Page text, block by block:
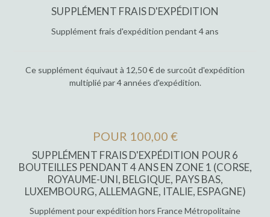
SUPPLÉMENT FRAIS D'EXPÉDITION
Supplément frais d'expédition pendant 4 ans
Ce supplément équivaut à 12,50 € de surcoût d'expédition
multiplié par 4 années d'expédition.
POUR 100,00 €
SUPPLÉMENT FRAIS D'EXPÉDITION POUR 6
BOUTEILLES PENDANT 4 ANS EN ZONE 1 (CORSE,
ROYAUME-UNI, BELGIQUE, PAYS BAS,
LUXEMBOURG, ALLEMAGNE, ITALIE, ESPAGNE)
Supplément pour expédition hors France Métropolitaine